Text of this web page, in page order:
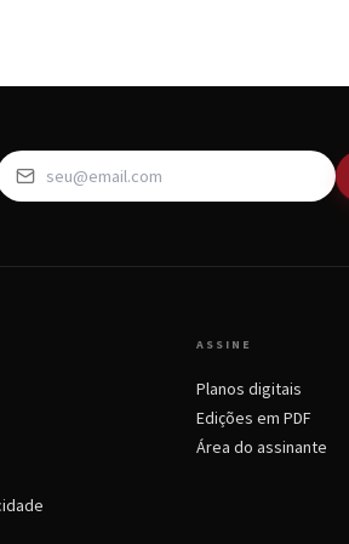
ASSINE
Planos digitais
Edições em PDF
Área do assinante